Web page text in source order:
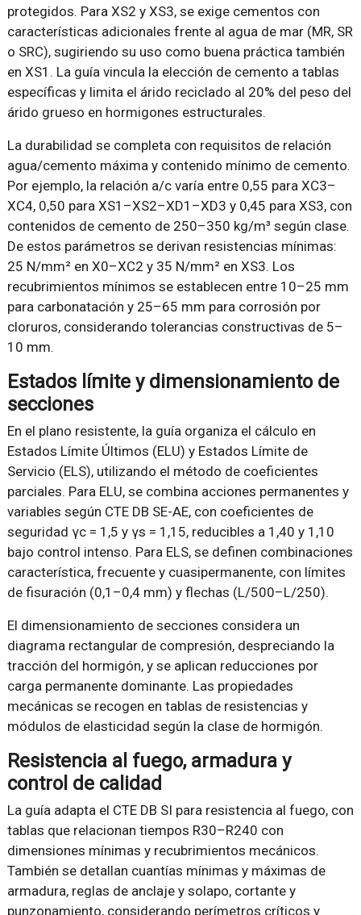
protegidos. Para XS2 y XS3, se exige cementos con
características adicionales frente al agua de mar (MR, SR
o SRC), sugiriendo su uso como buena práctica también
en XS1. La guía vincula la elección de cemento a tablas
específicas y limita el árido reciclado al 20% del peso del
árido grueso en hormigones estructurales.
La durabilidad se completa con requisitos de relación
agua/cemento máxima y contenido mínimo de cemento.
Por ejemplo, la relación a/c varía entre 0,55 para XC3–
XC4, 0,50 para XS1–XS2–XD1–XD3 y 0,45 para XS3, con
contenidos de cemento de 250–350 kg/m³ según clase.
De estos parámetros se derivan resistencias mínimas:
25 N/mm² en X0–XC2 y 35 N/mm² en XS3. Los
recubrimientos mínimos se establecen entre 10–25 mm
para carbonatación y 25–65 mm para corrosión por
cloruros, considerando tolerancias constructivas de 5–
10 mm.
Estados límite y dimensionamiento de
secciones
En el plano resistente, la guía organiza el cálculo en
Estados Límite Últimos (ELU) y Estados Límite de
Servicio (ELS), utilizando el método de coeficientes
parciales. Para ELU, se combina acciones permanentes y
variables según CTE DB SE-AE, con coeficientes de
seguridad γc = 1,5 y γs = 1,15, reducibles a 1,40 y 1,10
bajo control intenso. Para ELS, se definen combinaciones
característica, frecuente y cuasipermanente, con límites
de fisuración (0,1–0,4 mm) y flechas (L/500–L/250).
El dimensionamiento de secciones considera un
diagrama rectangular de compresión, despreciando la
tracción del hormigón, y se aplican reducciones por
carga permanente dominante. Las propiedades
mecánicas se recogen en tablas de resistencias y
módulos de elasticidad según la clase de hormigón.
Resistencia al fuego, armadura y
control de calidad
La guía adapta el CTE DB SI para resistencia al fuego, con
tablas que relacionan tiempos R30–R240 con
dimensiones mínimas y recubrimientos mecánicos.
También se detallan cuantías mínimas y máximas de
armadura, reglas de anclaje y solapo, cortante y
punzonamiento, considerando perímetros críticos y